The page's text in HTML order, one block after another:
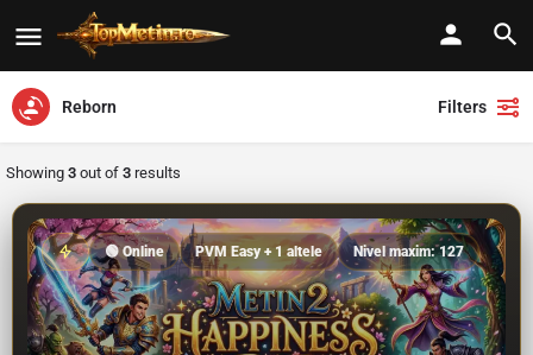
Reborn Filters
Showing 3 out of 3 results
🟢 Online PVM Easy + 1 altele Nivel maxim: 127